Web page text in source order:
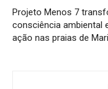
Projeto Menos 7
consciência ambiental
ação nas praias de